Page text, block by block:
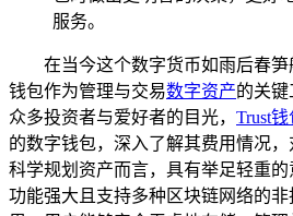
服务。
在当今这个数字货币如雨后春
钱包作为管理与交易数字资产的关键
众多投资者与爱好者的目光， Trust钱
的数字钱包，深入了解其费用情况，
科学规划资产而言，具有举足轻重的
功能强大且支持多种区块链网络的